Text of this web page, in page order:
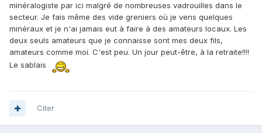
minéralogiste par ici malgré de nombreuses vadrouilles dans le
secteur. Je fais même des vide greniers où je vens quelques
minéraux et je n'ai jamais eut à faire à des amateurs locaux. Les
deux seuls amateurs que je connaisse sont mes deux fils,
amateurs comme moi. C'est peu. Un jour peut-être, à la retraite!!!!
Le sablais
Citer